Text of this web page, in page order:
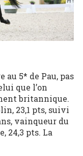
au 5* de Pau, pas
que l’on
britannique.
23,1 pts, suivi
vainqueur du
24,3 pts. La